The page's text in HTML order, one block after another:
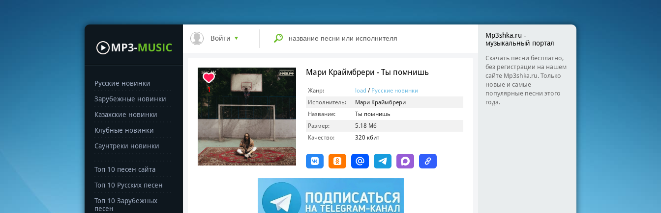
Русские новинки
Зарубежные новинки
Казахские новинки
Клубные новинки
Саунтреки новинки
Топ 10 песен сайта
Топ 10 Русских песен
Топ 10 Зарубежных
песен
Войти
1
Мари Краймбрери - Ты помнишь
Жанр: load / Русские новинки
Исполнитель:
Мари Краймбрери
Название:
Ты помнишь
Размер:
5.18 Мб
Качество:
320 кбит
Mp3shka.ru -
музыкальный портал
Скачать песни бесплатно,
без регистрации на нашем
сайте Mp3shka.ru. Только
новые и самые
популярные песни этого
года.